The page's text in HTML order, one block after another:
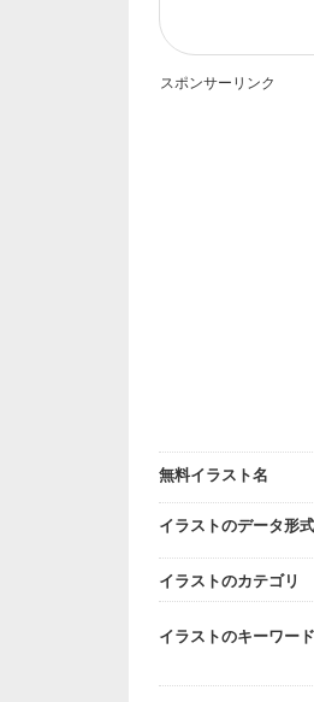
スポンサーリンク
無料イラスト名
イラストのデータ形式
イラストのカテゴリ
イラストのキーワード